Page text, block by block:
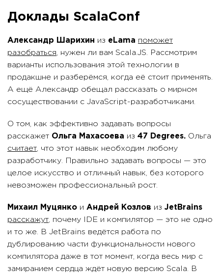
Доклады ScalaConf
Александр Шарихин из eLama поможет
разобраться , нужен ли вам Scala.JS. Рассмотрим
варианты использования этой технологии в
продакшне и разберёмся, когда её стоит применять.
А ещё Александр обещал рассказать о мирном
сосуществовании с JavaScript-разработчиками.
О том, как эффективно задавать вопросы
расскажет Ольга Махасоева из 47 Degrees. Ольга
считает , что этот навык необходим любому
разработчику. Правильно задавать вопросы — это
целое искусство и отличный навык, без которого
невозможен профессиональный рост.
Михаил Муцянко и Андрей Козлов из JetBrains
расскажут , почему IDE и компилятор — это не одно
и то же. В JetBrains ведётся работа по
дублированию части функциональности нового
компилятора даже в тот момент, когда весь мир с
замиранием сердца ждёт новую версию Scala. В